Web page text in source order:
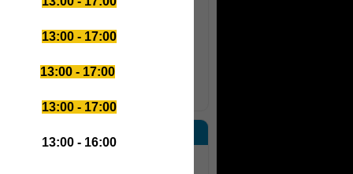
149 Kč
13:00 - 17:00
13:00 - 17:00
13:00 - 17:00
13:00 - 16:00